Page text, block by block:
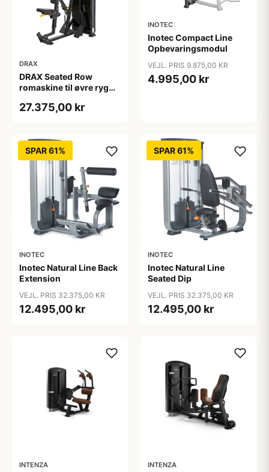
DRAX
DRAX Seated Row
romaskine til øvre ryg
vægtmagasin
27.375,00 kr
INOTEC
Inotec Compact Line
Opbevaringsmodul
VEJL. PRIS 9.875,00 KR
4.995,00 kr
SPAR 61%
INOTEC
Inotec Natural Line Back
Extension
VEJL. PRIS 32.375,00 KR
12.495,00 kr
SPAR 61%
INOTEC
Inotec Natural Line
Seated Dip
VEJL. PRIS 32.375,00 KR
12.495,00 kr
INTENZA INTENZA